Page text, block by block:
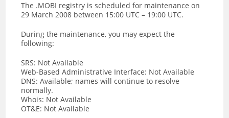
The .MOBI registry is scheduled for maintenance on
29 March 2008 between 15:00 UTC – 19:00 UTC.
During the maintenance, you may expect the
following:
SRS: Not Available
Web-Based Administrative Interface: Not Available
DNS: Available; names will continue to resolve
normally.
Whois: Not Available
OT&E: Not Available